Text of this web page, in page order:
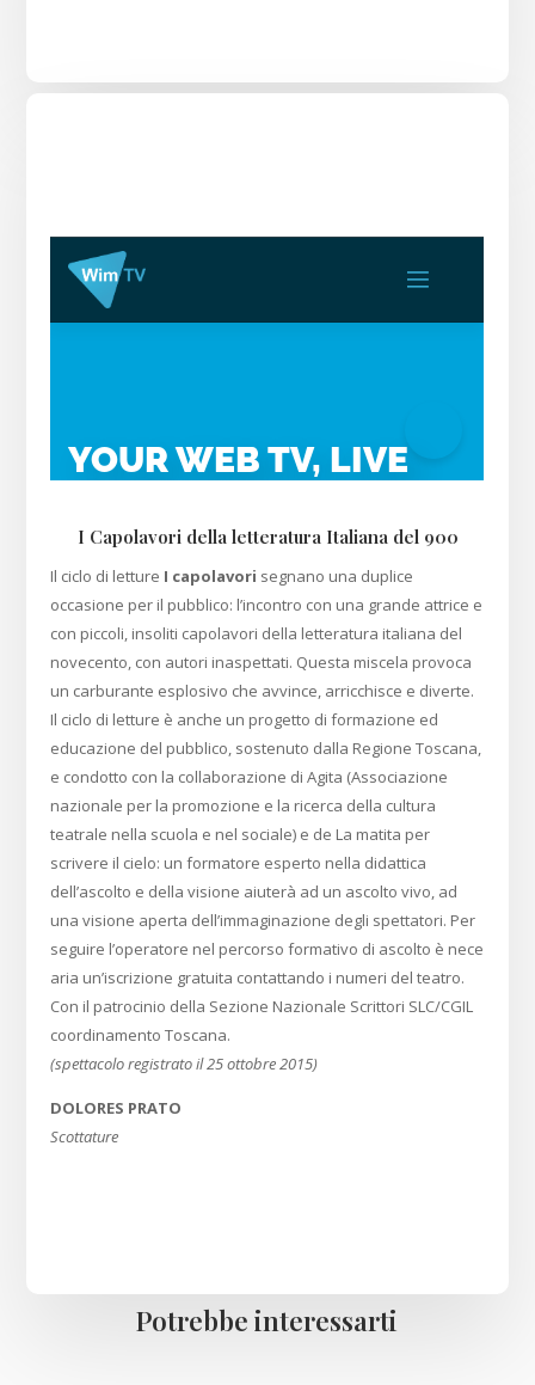
I Capolavori della letteratura Italiana del 900
Il ciclo di letture I capolavori segnano una duplice
occasione per il pubblico: l’incontro con una grande attrice e
con piccoli, insoliti capolavori della letteratura italiana del
novecento, con autori inaspettati. Questa miscela provoca
un carburante esplosivo che avvince, arricchisce e diverte.
Il ciclo di letture è anche un progetto di formazione ed
educazione del pubblico, sostenuto dalla Regione Toscana,
e condotto con la collaborazione di Agita (Associazione
nazionale per la promozione e la ricerca della cultura
teatrale nella scuola e nel sociale) e de La matita per
scrivere il cielo: un formatore esperto nella didattica
dell’ascolto e della visione aiuterà ad un ascolto vivo, ad
una visione aperta dell’immaginazione degli spettatori. Per
seguire l’operatore nel percorso formativo di ascolto è nece
aria un’iscrizione gratuita contattando i numeri del teatro.
Con il patrocinio della Sezione Nazionale Scrittori SLC/CGIL
coordinamento Toscana.
(spettacolo registrato il 25 ottobre 2015)
DOLORES PRATO
Scottature
Potrebbe interessarti